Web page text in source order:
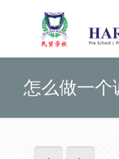
怎么做一个